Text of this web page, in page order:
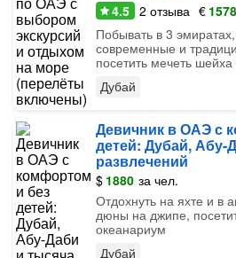
4.5 2 отзыва € 1578
Побывать в 3
современные и
посетить мечеть
Дубай
Девичник в ОАЭ с
детей: Дубай, Абу-
развлечений
$ 1880 за чел.
Отдохнуть на яхте и в
дюны на джипе,
океанариум
Дубай